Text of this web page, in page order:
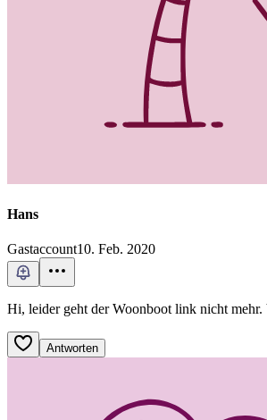
Hans
Gastaccount10. Feb. 2020
Hi, leider geht der Woonboot link nicht
Antworten